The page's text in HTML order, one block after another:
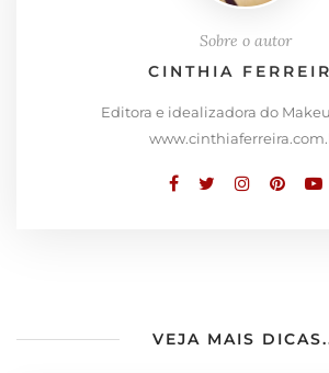
Sobre o autor
CINTHIA
Editora e idealizadora do
VEJA MAIS